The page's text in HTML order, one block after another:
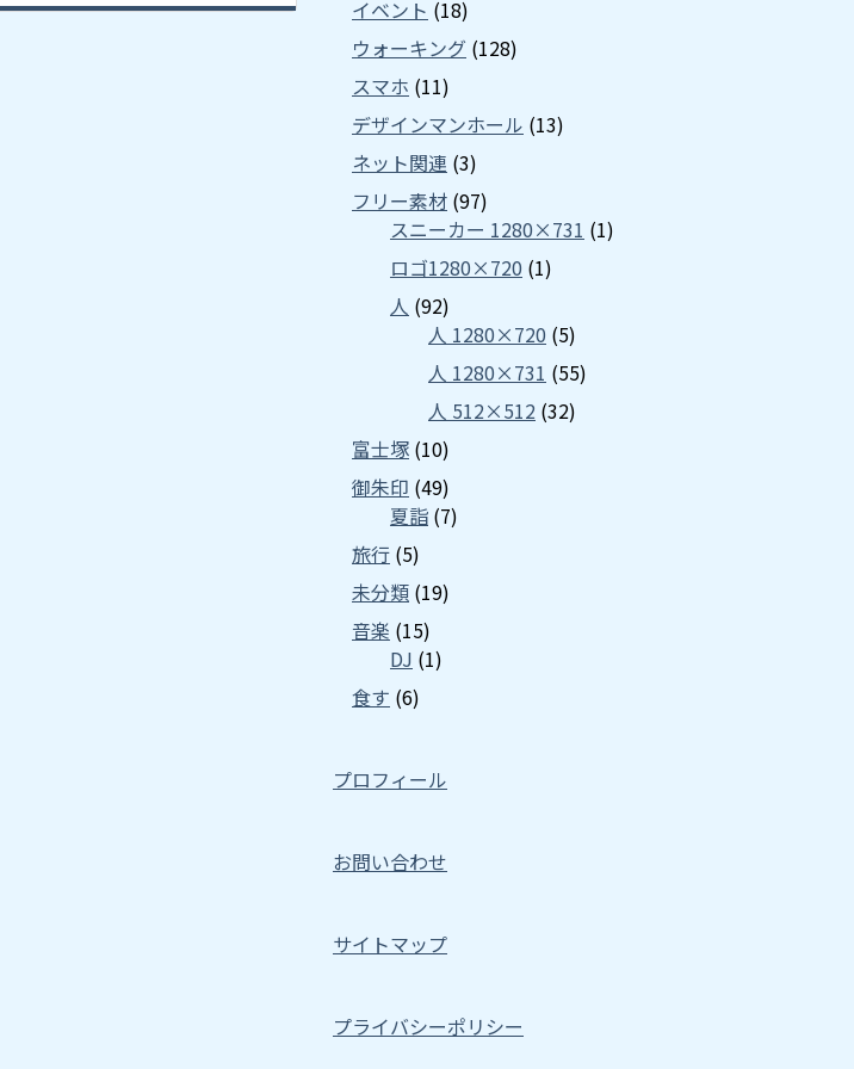
イベント (18)
ウォーキング (128)
スマホ (11)
デザインマンホール (13)
ネット関連 (3)
フリー素材 (97)
スニーカー 1280×731 (1)
ロゴ1280×720 (1)
人 (92)
人 1280×720 (5)
人 1280×731 (55)
人 512×512 (32)
富士塚 (10)
御朱印 (49)
夏詣 (7)
旅行 (5)
未分類 (19)
音楽 (15)
DJ (1)
食す (6)
プロフィール
お問い合わせ
サイトマップ
プライバシーポリシー